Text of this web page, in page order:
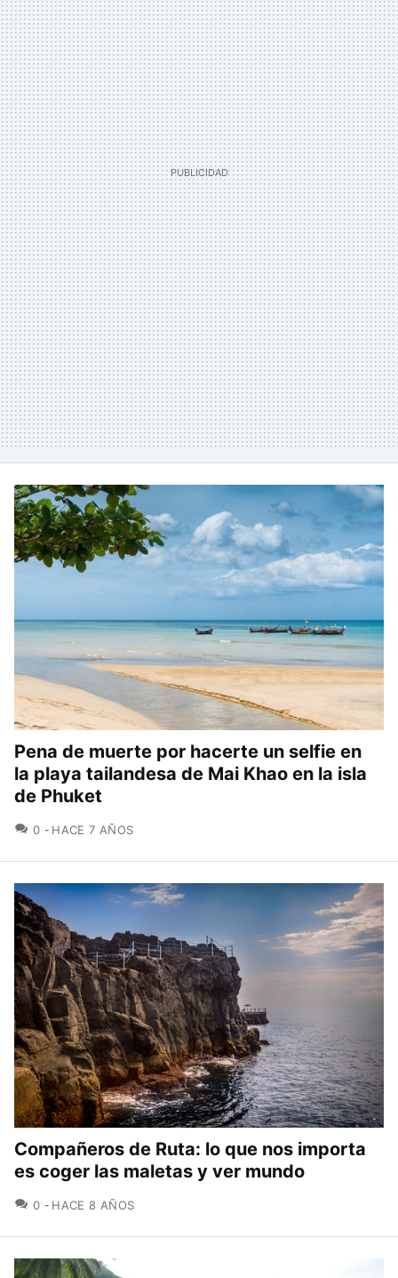
Pena de muerte por hacerte un selfie en
la playa tailandesa de Mai Khao en la isla
de Phuket
0 COMENTARIOS
HACE 7 AÑOS
Compañeros de Ruta: lo que nos importa
es coger las maletas y ver mundo
0 COMENTARIOS
HACE 8 AÑOS